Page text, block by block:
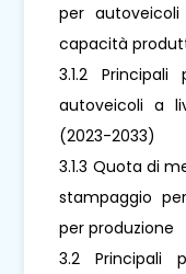
per
capacità
3.1.2
autoveicoli a
(2023-2033)
3.1.3 Quota di
stampaggio
per produzione
3.2 Principali